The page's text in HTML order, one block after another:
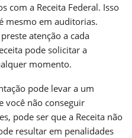
com a Receita Federal. Isso
mesmo em auditorias.
atenção a cada
pode solicitar a
momento.
pode levar a um
você não conseguir
pode ser que a Receita não
resultar em penalidades